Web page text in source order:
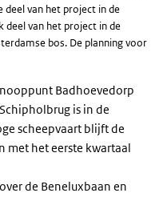
van het project in de
deel van het project in de
bos. De planning voor
Badhoevedorp
is in de
scheepvaart blijft de
met het eerste kwartaal
de Beneluxbaan en